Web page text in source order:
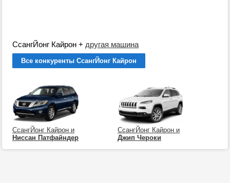
СсангЙонг Кайрон + другая машина
Все конкуренты СсангЙонг Кайрон
СсангЙонг Кайрон и
Ниссан Патфайндер
СсангЙонг Кайрон и
Джип Чероки